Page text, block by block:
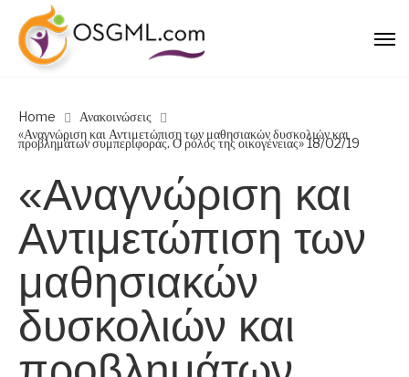
Home
Ανακοινώσεις
«Αναγνώριση και Αντιμετώπιση των μαθησιακών δυσκολιών και
προβλημάτων συμπεριφοράς. Ο ρόλος της οικογένειας» 18/02/19
«Αναγνώριση και
Αντιμετώπιση των
μαθησιακών
δυσκολιών και